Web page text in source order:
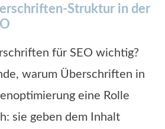
Struktur in der
für SEO wichtig?
warum Überschriften in
eine Rolle
sie geben dem Inhalt